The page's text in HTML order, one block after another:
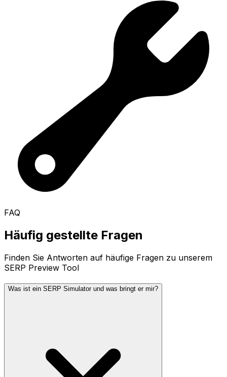
FAQ
Häufig gestellte Fragen
Finden Sie Antworten auf häufige Fragen zu unserem
SERP Preview Tool
Was ist ein SERP Simulator und was bringt er mir?